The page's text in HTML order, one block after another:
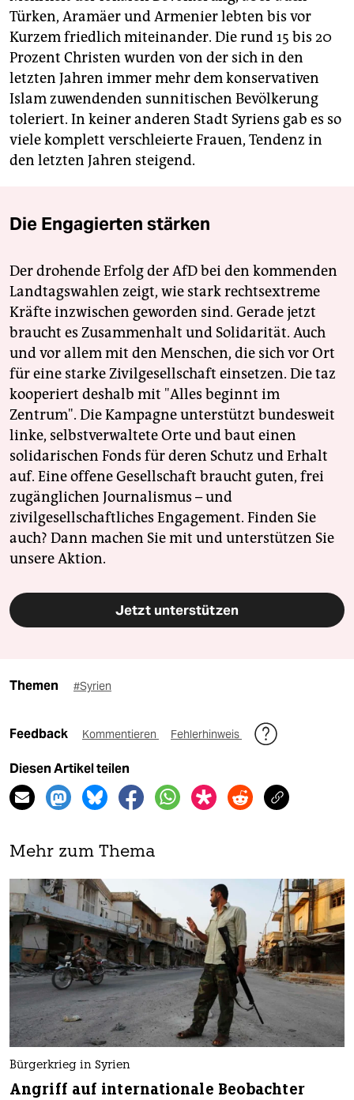
Türken, Aramäer und Armenier lebten bis vor
Kurzem friedlich miteinander. Die rund 15 bis 20
Prozent Christen wurden von der sich in den
letzten Jahren immer mehr dem konservativen
Islam zuwendenden sunnitischen Bevölkerung
toleriert. In keiner anderen Stadt Syriens gab es so
viele komplett verschleierte Frauen, Tendenz in
den letzten Jahren steigend.
Die Engagierten stärken
Der drohende Erfolg der AfD bei den kommenden
Landtagswahlen zeigt, wie stark rechtsextreme
Kräfte inzwischen geworden sind. Gerade jetzt
braucht es Zusammenhalt und Solidarität. Auch
und vor allem mit den Menschen, die sich vor Ort
für eine starke Zivilgesellschaft einsetzen. Die taz
kooperiert deshalb mit "Alles beginnt im
Zentrum". Die Kampagne unterstützt bundesweit
linke, selbstverwaltete Orte und baut einen
solidarischen Fonds für deren Schutz und Erhalt
auf. Eine offene Gesellschaft braucht guten, frei
zugänglichen Journalismus – und
zivilgesellschaftliches Engagement. Finden Sie
auch? Dann machen Sie mit und unterstützen Sie
unsere Aktion.
Jetzt unterstützen
Themen #Syrien
Feedback Kommentieren Fehlerhinweis
Diesen Artikel teilen
Mehr zum Thema
Bürgerkrieg in Syrien
Angriff auf internationale Beobachter